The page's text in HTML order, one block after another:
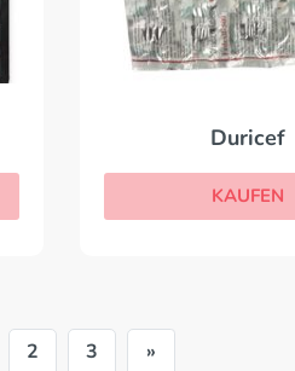
Duricef
KAUFEN
2 3 »